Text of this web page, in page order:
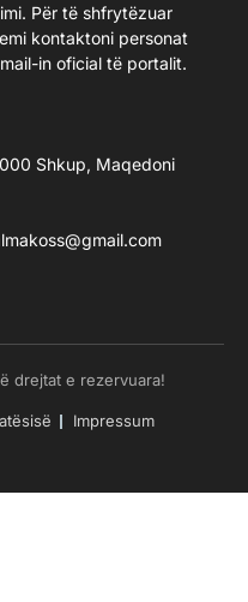
Për të shfrytëzuar
kontaktoni personat
in oficial të portalit.
Shkup, Maqedoni
drejtat e rezervuara!
Impressum